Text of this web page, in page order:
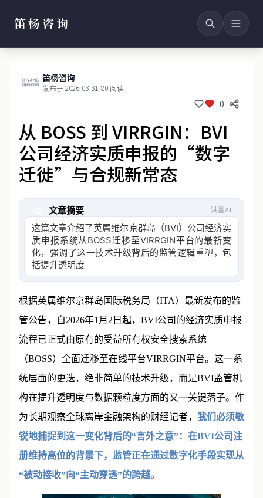
笛杨咨询
笛杨咨询
发布于 2026-03-31/80 阅读
0
从 BOSS 到 VIRRGIN：BVI
公司经济实质申报的“数字
迁徙”与合规新常态
文章摘要 洪墨AI
这篇文章介绍了英属维尔京群岛（BVI）公司经济实
质申报系统从BOSS迁移至VIRRGIN平台的最新变
化，强调了这一技术升级背后的监管逻辑重塑，包
括提升透明度、数据颗粒度以及实现
根据英属维尔京群岛国际税务局（ITA）最新发布的监
管公告，自2026年1月2日起，BVI公司的经济实质申报
流程已正式由原有的受益所有权安全搜索系统
（BOSS）全面迁移至在线平台VIRRGIN平台。这一系
统层面的更迭，绝非简单的技术升级，而是BVI监管机
构在提升透明度与数据颗粒度方面的又一关键落子。作
为长期观察全球离岸金融架构的财经记者， 我们必须敏
锐地捕捉到这一变化背后的“言外之意”：在BVI公司注
册维持高位的背景下，监管正在通过数字化手段实现从
“被动接收”向“主动穿透”的跨越。